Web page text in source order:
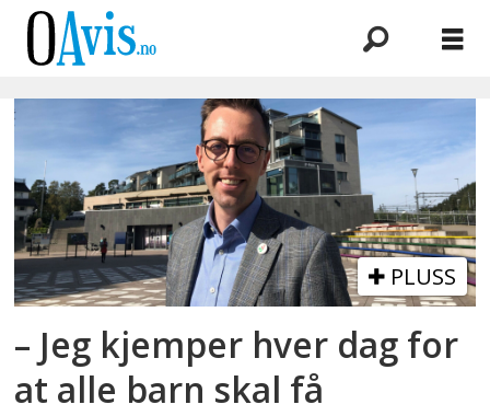
Emne:
fornybar
energi
PLUSS
– Jeg kjemper hver dag for
at alle barn skal få